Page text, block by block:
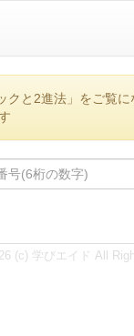
クと2進法」をご覧
(c) 学びエイド All